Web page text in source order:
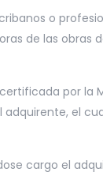
o
de las obras
por la
el
cargo el